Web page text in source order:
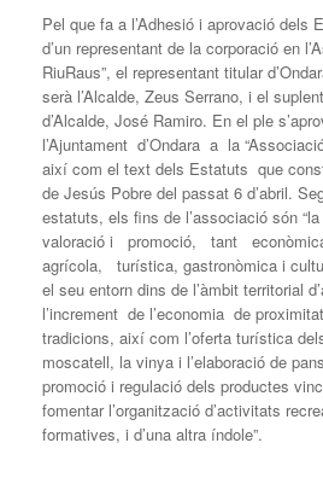
Pel que fa a l’Adhesió i aprovació dels
d’un representant de la corporació en
RiuRaus”, el representant titular
serà l’Alcalde, Zeus Serrano, i el
d’Alcalde, José Ramiro. En el ple
l’Ajuntament d’Ondara a la
així com el text dels Estatuts que
de Jesús Pobre del passat 6 d’abril.
estatuts, els fins de l’associació són
valoració i promoció, tant
agrícola, turística, gastronòmica i
el seu entorn dins de l’àmbit territorial
l’increment de l’economia de
tradicions, així com l’oferta turística
moscatell, la vinya i l’elaboració de
promoció i regulació dels productes
fomentar l’organització d’activitats
formatives, i d’una altra índole”.